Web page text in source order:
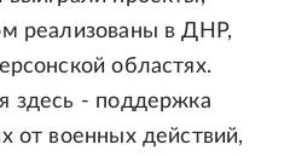
реализованы в ДНР,
областях.
здесь - поддержка
от военных действий,